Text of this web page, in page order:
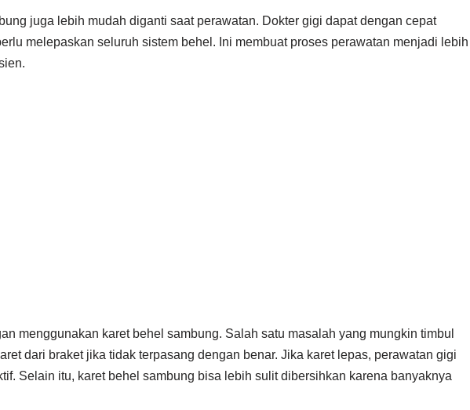
juga lebih mudah diganti saat perawatan. Dokter gigi dapat dengan cepat
melepaskan seluruh sistem behel. Ini membuat proses perawatan menjadi lebih
menggunakan karet behel sambung. Salah satu masalah yang mungkin timbul
dari braket jika tidak terpasang dengan benar. Jika karet lepas, perawatan gigi
Selain itu, karet behel sambung bisa lebih sulit dibersihkan karena banyaknya